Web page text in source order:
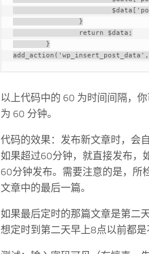
以上代码中的 60 为时间间隔，
为 60 分钟。
代码的效果：发布新文章时，会
如果超过60分钟，就直接发布，
60分钟发布。需要注意的是，所
文章中的最后一篇。
如果最后定时的那篇文章是第二
想定时到第二天早上8点以前都是